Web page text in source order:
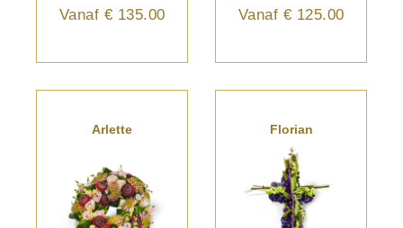
Vanaf € 135.00 Vanaf € 125.00
Arlette Florian